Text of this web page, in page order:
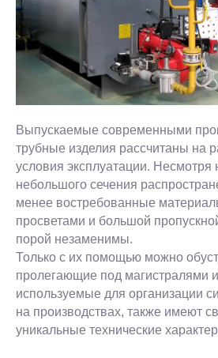
Выпускаемые современными
трубные изделия рассчитаны на
условия эксплуатации. Несмотря
небольшого сечения
менее востребованные
просветами и большой
порой незаменимы.
Только с их помощью можно
пролегающие под магистралями
используемые для организации
на производствах, также имеют
уникальные технические